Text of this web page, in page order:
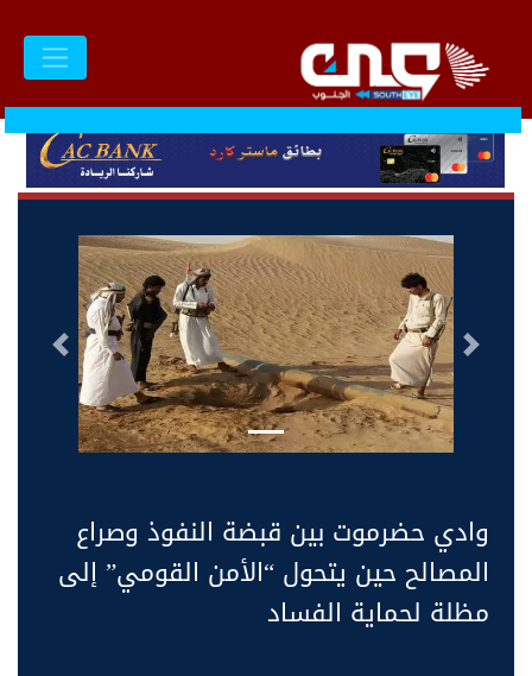
التالى السابق
وادي حضرموت بين قبضة النفوذ وصراع
المصالح حين يتحول “الأمن القومي” إلى
مظلة لحماية الفساد